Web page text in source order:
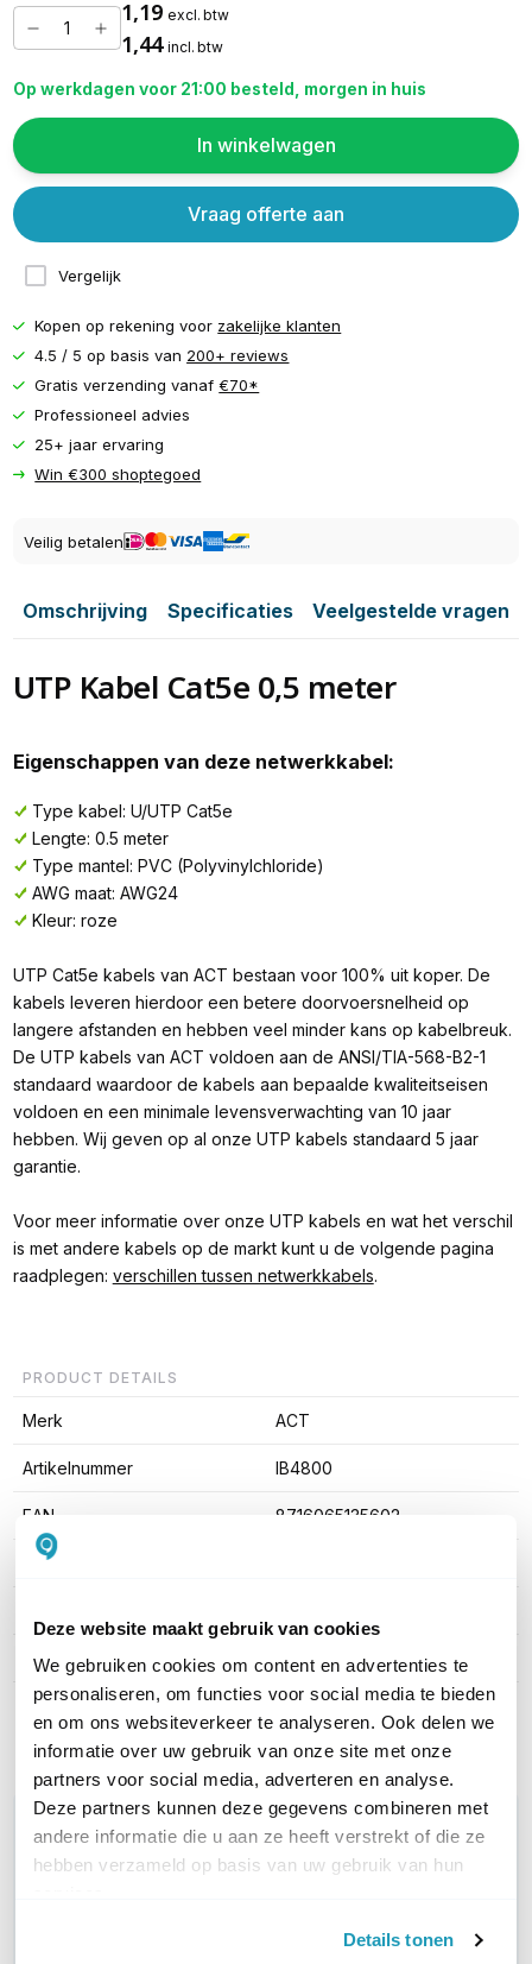
Deze website maakt gebruik van cookies
We gebruiken cookies om content en advertenties te
personaliseren, om functies voor social media te bieden
en om ons websiteverkeer te analyseren. Ook delen we
informatie over uw gebruik van onze site met onze
partners voor social media, adverteren en analyse.
Deze partners kunnen deze gegevens combineren met
andere informatie die u aan ze heeft verstrekt of die ze
hebben verzameld op basis van uw gebruik van hun
Details tonen
1,19 excl. btw
1,44 incl. btw
Op werkdagen voor 21:00 besteld, morgen in huis
In winkelwagen
Vergelijk
Vraag offerte aan
Kopen op rekening voor zakelijke klanten
4.5 / 5 op basis van 200+ reviews
Gratis verzending vanaf€70*
Professioneel advies
25+ jaar ervaring
Win €300 shoptegoed
Veilig betalen
Omschrijving Specificaties Veelgestelde vragen
UTP Kabel Cat5e 0,5 meter
Eigenschappen van deze netwerkkabel:
Type kabel: U/UTP Cat5e
Lengte: 0.5 meter
Type mantel: PVC (Polyvinylchloride)
AWG maat: AWG24
Kleur: roze
UTP Cat5e kabels van ACT bestaan voor 100% uit koper. De
kabels leveren hierdoor een betere doorvoersnelheid op
langere afstanden en hebben veel minder kans op kabelbreuk.
De UTP kabels van ACT voldoen aan de ANSI/TIA-568-B2-1
standaard waardoor de kabels aan bepaalde kwaliteitseisen
voldoen en een minimale levensverwachting van 10 jaar
hebben. Wij geven op al onze UTP kabels standaard 5 jaar
garantie.
Voor meer informatie over onze UTP kabels en wat het verschil
is met andere kabels op de markt kunt u de volgende pagina
raadplegen: verschillen tussen netwerkkabels.
PRODUCT DETAILS
Merk ACT
Artikelnummer IB4800
EAN 8716065135602
Kabel lengte
Kleur Roze
Toon meer
WIL JIJ ADVIES OP MAAT?
Vraag het onze experts!